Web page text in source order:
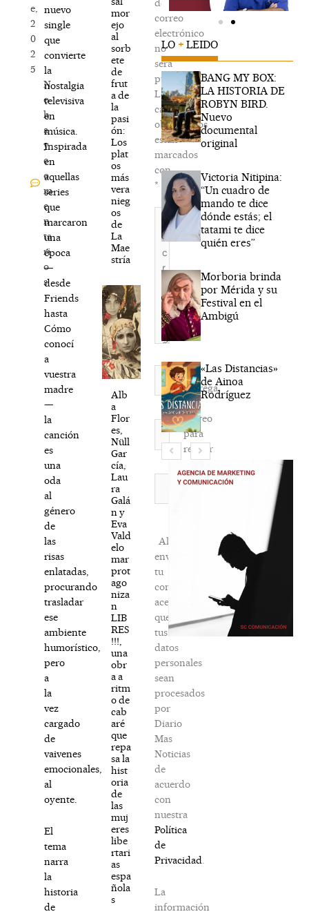
e,
2
0
2
5
N
o
h
a
y
c
o
m
e
n
ta
ri
o
s
nuevo
single
que
convierte
la
nostalgia
televisiva
en
música.
Inspirada
en
aquellas
series
que
marcaron
una
época
—
desde
Friends
hasta
Cómo
conocí
a
vuestra
madre
—
la
canción
es
una
oda
al
género
de
las
risas
enlatadas,
procurando
trasladar
ese
ambiente
humorístico,
pero
a
la
vez
cargado
de
vaivenes
emocionales,
al
oyente.
El
tema
narra
la
historia
de
mor
ejo
al
sorb
ete
de
frut
a de
la
pasi
ón:
Los
plat
os
más
vera
nieg
os
de
La
Mae
stría
Alb
a
Flor
es,
Nüll
Gar
cía,
Lau
ra
Galá
n y
Eva
Vald
elo
mar
prot
ago
niza
n
LIB
RES
!!!,
una
obr
a a
ritm
o de
cab
aré
que
repa
sa la
hist
oria
de
las
muj
eres
libe
rtari
as
espa
ñola
s
de
correo
electrónico
no
será
publicada.
Los
campos
obligatorios
están
marcados
con
*
Escribe
aquí...
Nombre*
Correo
electrónico*
Agréga
mi
correo
para
recibir
la
newsletter
Al
enviar
tu
comentario,
aceptas
que
tus
datos
personales
sean
procesados
por
Diario
Mas
Noticias
de
acuerdo
con
nuestra
Política
de
Privacidad
La
información
LO + LEIDO
BANG MY BOX:
LA HISTORIA DE
ROBYN BIRD.
Nuevo
documental
original
Victoria Nitipina:
“Un cuadro de
mando te dice
dónde estás; el
tatami te dice
quién eres”
Morboria brinda
por Mérida y su
Festival en el
Ambigú
«Las Distancias»
de Ainoa
Rodríguez